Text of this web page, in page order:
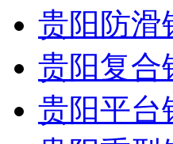
贵阳防滑
贵阳复合
贵阳平台